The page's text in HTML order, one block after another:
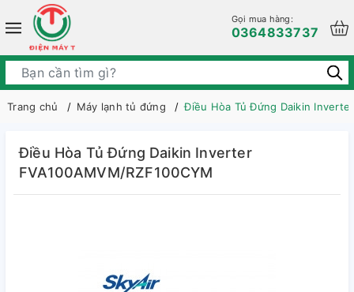
Gọi mua hàng:
0364833737
Trang chủ Máy lạnh tủ đứng Điều Hòa Tủ Đứng Daikin
Điều Hòa Tủ Đứng Daikin Inverter
FVA100AMVM/RZF100CYM